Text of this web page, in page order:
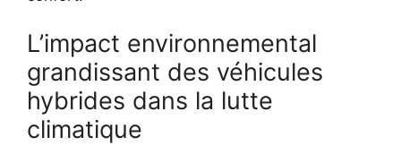
L’impact environnemental
grandissant des véhicules
hybrides dans la lutte
climatique